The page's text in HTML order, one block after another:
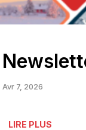
Avr 7, 2026
LIRE PLUS